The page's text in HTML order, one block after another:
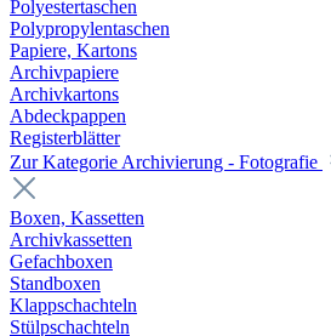
Polyestertaschen
Polypropylentaschen
Papiere, Kartons
Archivpapiere
Archivkartons
Abdeckpappen
Registerblätter
Zur Kategorie Archivierung - Fotografie
Boxen, Kassetten
Archivkassetten
Gefachboxen
Standboxen
Klappschachteln
Stülpschachteln